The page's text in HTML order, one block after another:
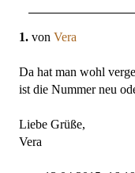
1. von Vera
Da hat man wohl
ist die Nummer neu
Liebe Grüße,
Vera